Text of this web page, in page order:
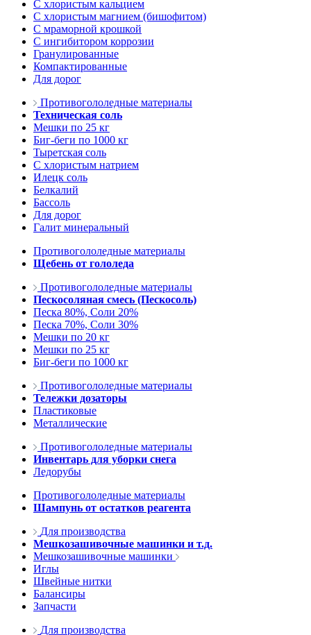
С хлористым кальцием
С хлористым магнием (бишофитом)
С мраморной крошкой
С ингибитором коррозии
Гранулированные
Компактированные
Для дорог
Противогололедные материалы
Техническая соль
Мешки по 25 кг
Биг-беги по 1000 кг
Тыретская соль
С хлористым натрием
Илецк соль
Белкалий
Бассоль
Для дорог
Галит минеральный
Противогололедные материалы
Щебень от гололеда
Противогололедные материалы
Пескосоляная смесь (Пескосоль)
Песка 80%, Соли 20%
Песка 70%, Соли 30%
Мешки по 20 кг
Мешки по 25 кг
Биг-беги по 1000 кг
Противогололедные материалы
Тележки дозаторы
Пластиковые
Металлические
Противогололедные материалы
Инвентарь для уборки снега
Ледорубы
Противогололедные материалы
Шампунь от остатков реагента
Для производства
Мешкозашивочные машинки и т.д.
Мешкозашивочные машинки
Иглы
Швейные нитки
Балансиры
Запчасти
Для производства